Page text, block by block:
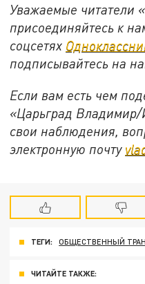
Уважаемые читатели
присоединяйтесь к
соцсетях
подписывайтесь на
Если вам есть чем
«Царьград
свои наблюдения,
электронную почту
ТЕГИ: ОБЩЕСТВЕННЫЙ
ЧИТАЙТЕ ТАКЖЕ: